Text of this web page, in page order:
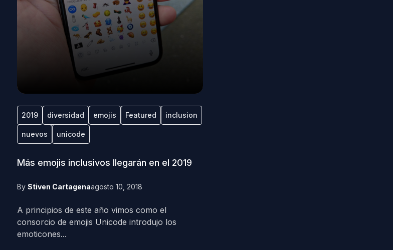
2019 diversidad emojis Featured inclusion
nuevos unicode
Más emojis inclusivos llegarán en el 2019
By Stiven Cartagenaagosto 10, 2018
A principios de este año vimos como el
consorcio de emojis Unicode introdujo los
emoticones...